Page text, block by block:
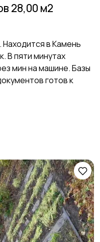
28,00 м2
в Камень
В пяти минутах
мин на машине. Базы
готов к